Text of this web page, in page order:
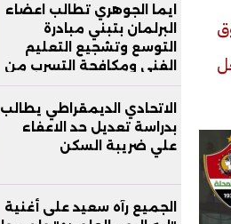
ايما الجوهري تطالب اعضاء
البرلمان بتبني مبادرة
التوسع وتشجيع التعليم
الفني ومكافحة التسرب من
التعليم
الاتحادي الديمقراطي يطالب
بدراسة تعديل حد الاعفاء
علي ضريبة السكن
الجميع رآه سعيد على أغنية